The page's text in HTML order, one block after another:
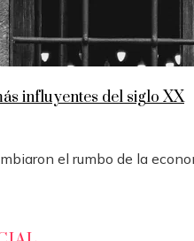
influyentes del siglo XX
el rumbo de la